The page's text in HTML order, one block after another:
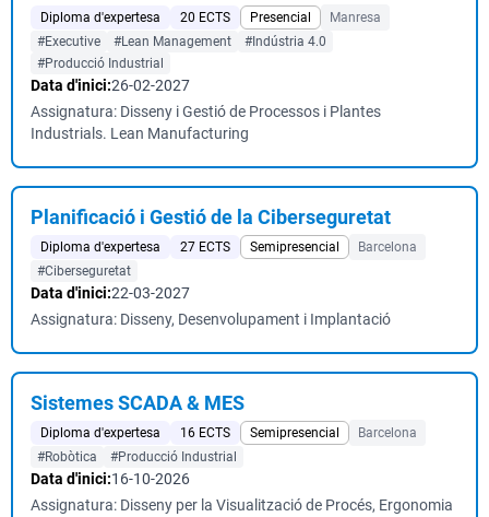
Diploma d'expertesa 20 ECTS Presencial
Manresa
#Executive
#Lean Management
#Indústria 4.0
#Producció Industrial
Data d'inici:26-02-2027
Assignatura: Disseny i Gestió de Processos i Plantes
Industrials. Lean Manufacturing
Planificació i Gestió de la Ciberseguretat
Diploma d'expertesa 27 ECTS Semipresencial
Barcelona
#Ciberseguretat
Data d'inici:22-03-2027
Assignatura: Disseny, Desenvolupament i Implantació
Sistemes SCADA & MES
Diploma d'expertesa 16 ECTS Semipresencial
Barcelona
#Robòtica
#Producció Industrial
Data d'inici:16-10-2026
Assignatura: Disseny per la Visualització de Procés, Ergonomia